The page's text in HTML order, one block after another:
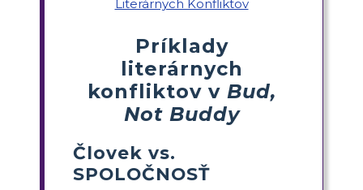
Príklady
literárnych
konfliktov v Bud,
Not Buddy
Človek vs.
SPOLOČNOSŤ